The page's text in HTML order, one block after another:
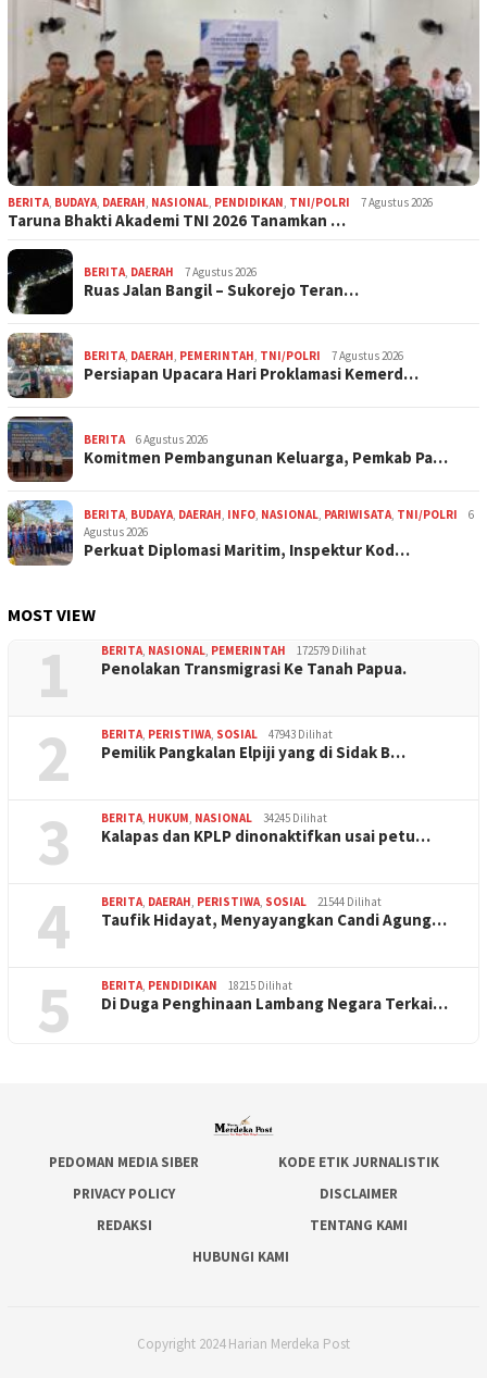
BERITA, BUDAYA, DAERAH, NASIONAL, PENDIDIKAN, TNI/POLRI 7 Agustus 2026
Taruna Bhakti Akademi TNI 2026 Tanamkan …
BERITA, DAERAH 7 Agustus 2026
Ruas Jalan Bangil – Sukorejo Teran…
BERITA, DAERAH, PEMERINTAH, TNI/POLRI 7 Agustus 2026
Persiapan Upacara Hari Proklamasi Kemerd…
BERITA 6 Agustus 2026
Komitmen Pembangunan Keluarga, Pemkab Pa…
BERITA, BUDAYA, DAERAH, INFO, NASIONAL, PARIWISATA, TNI/POLRI
6
Agustus 2026
Perkuat Diplomasi Maritim, Inspektur Kod…
MOST VIEW
1 BERITA, NASIONAL, PEMERINTAH 172579 Dilihat
Penolakan Transmigrasi Ke Tanah Papua.
2 BERITA, PERISTIWA, SOSIAL 47943 Dilihat
Pemilik Pangkalan Elpiji yang di Sidak B…
3 BERITA, HUKUM, NASIONAL 34245 Dilihat
Kalapas dan KPLP dinonaktifkan usai petu…
4 BERITA, DAERAH, PERISTIWA, SOSIAL 21544 Dilihat
Taufik Hidayat, Menyayangkan Candi Agung…
5 BERITA, PENDIDIKAN 18215 Dilihat
Di Duga Penghinaan Lambang Negara Terkai…
PEDOMAN MEDIA SIBER
KODE ETIK JURNALISTIK
PRIVACY POLICY
DISCLAIMER
REDAKSI
TENTANG KAMI
HUBUNGI KAMI
Copyright 2024 Harian Merdeka Post